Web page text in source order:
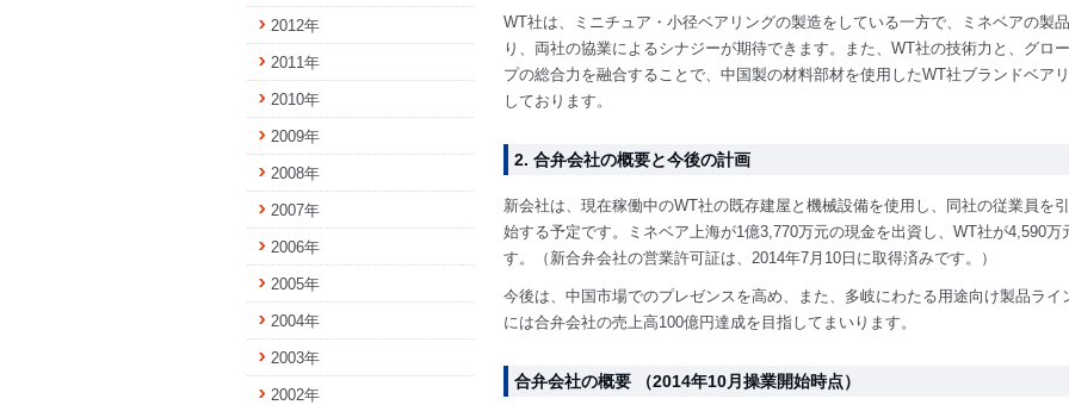
WT社は、ミニチュア・小径ベアリングの製造をしている一方で、ミネベアの製
り、両社の協業によるシナジーが期待できます。また、WT社の技術力と、グロ
プの総合力を融合することで、中国製の材料部材を使用したWT社ブランドベア
しております。
2. 合弁会社の概要と今後の計画
新会社は、現在稼働中のWT社の既存建屋と機械設備を使用し、同社の従業員を
始する予定です。ミネベア上海が1億3,770万元の現金を出資し、WT社が4,590
す。（新合弁会社の営業許可証は、2014年7月10日に取得済みです。）
今後は、中国市場でのプレゼンスを高め、また、多岐にわたる用途向け製品ラ
には合弁会社の売上高100億円達成を目指してまいります。
合弁会社の概要 （2014年10月操業開始時点）
2012年
2011年
2010年
2009年
2008年
2007年
2006年
2005年
2004年
2003年
2002年